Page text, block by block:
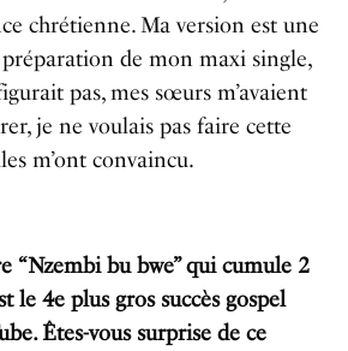
chrétienne. Ma version est une
de mon maxi single,
pas, mes sœurs m’avaient
je ne voulais pas faire cette
m’ont convaincu.
“Nzembi bu bwe” qui cumule 2
le 4e plus gros succès gospel
Êtes-vous surprise de ce